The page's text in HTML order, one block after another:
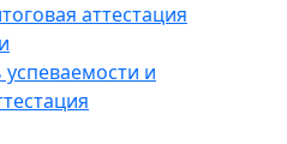
аттестация
и